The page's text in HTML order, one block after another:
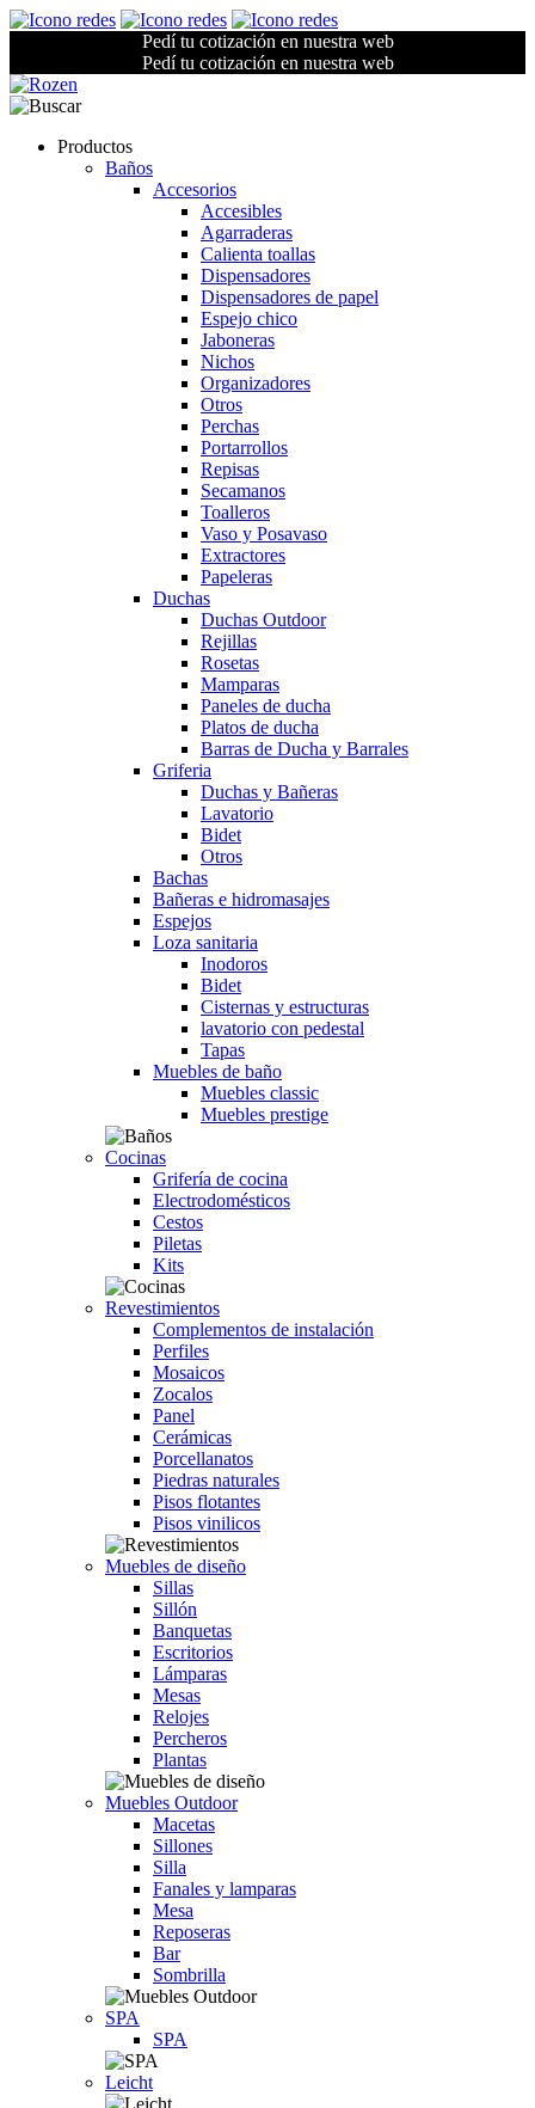
Pedí tu cotización en nuestra web
Pedí tu cotización en nuestra web
Productos
Baños
Accesorios
Accesibles
Agarraderas
Calienta toallas
Dispensadores
Dispensadores de papel
Espejo chico
Jaboneras
Nichos
Organizadores
Otros
Perchas
Portarrollos
Repisas
Secamanos
Toalleros
Vaso y Posavaso
Extractores
Papeleras
Duchas
Duchas Outdoor
Rejillas
Rosetas
Mamparas
Paneles de ducha
Platos de ducha
Barras de Ducha y Barrales
Griferia
Duchas y Bañeras
Lavatorio
Bidet
Otros
Bachas
Bañeras e hidromasajes
Espejos
Loza sanitaria
Inodoros
Bidet
Cisternas y estructuras
lavatorio con pedestal
Tapas
Muebles de baño
Muebles classic
Muebles prestige
Cocinas
Grifería de cocina
Electrodomésticos
Cestos
Piletas
Kits
Revestimientos
Complementos de instalación
Perfiles
Mosaicos
Zocalos
Panel
Cerámicas
Porcellanatos
Piedras naturales
Pisos flotantes
Pisos vinilicos
Muebles de diseño
Sillas
Sillón
Banquetas
Escritorios
Lámparas
Mesas
Relojes
Percheros
Plantas
Muebles Outdoor
Macetas
Sillones
Silla
Fanales y lamparas
Mesa
Reposeras
Bar
Sombrilla
SPA
SPA
Leicht